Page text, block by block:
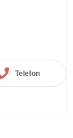
Telefon